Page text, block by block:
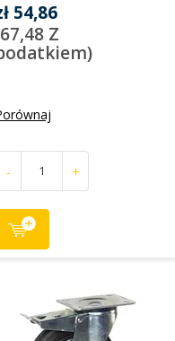
54,86
Z
- +